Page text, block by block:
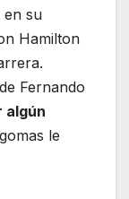
en su
Hamilton
Fernando
algún
le